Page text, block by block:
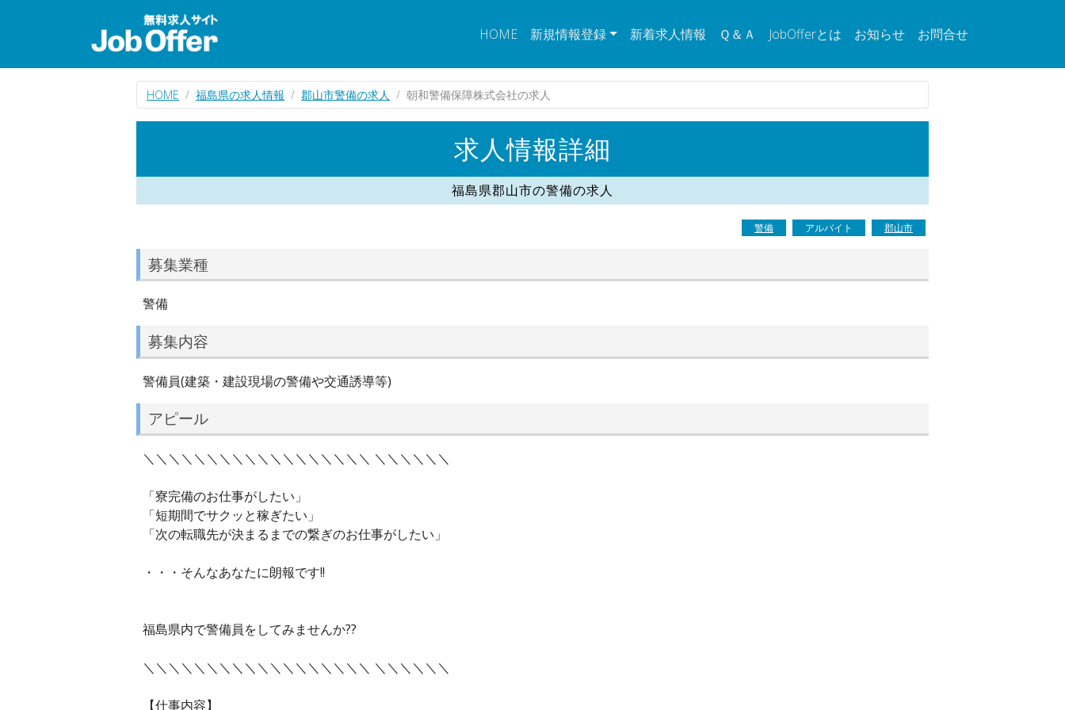
HOME 新規情報登録 新着求人情報 Ｑ＆Ａ JobOfferとは お知らせ お問合せ
HOME 福島県の求人情報 郡山市警備の求人 朝和警備保障株式会社の求人
求人情報詳細
福島県郡山市の警備の求人
警備 アルバイト 郡山市
募集業種
警備
募集内容
警備員(建築・建設現場の警備や交通誘導等)
アピール
＼＼＼＼＼＼＼＼＼＼＼＼＼＼＼＼＼＼ ＼＼＼＼＼＼
「寮完備のお仕事がしたい」
「短期間でサクッと稼ぎたい」
「次の転職先が決まるまでの繋ぎのお仕事がしたい」
・・・そんなあなたに朗報です!!
福島県内で警備員をしてみませんか??
＼＼＼＼＼＼＼＼＼＼＼＼＼＼＼＼＼＼ ＼＼＼＼＼＼
【仕事内容】